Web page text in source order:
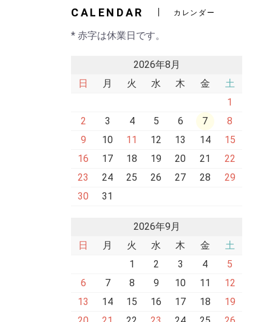
CALENDAR カレンダー
* 赤字は休業日です。
2026年8月
日
月 火 水 木 金
土
1
2
3 4 5 6 7
8
9
10 11 12 13 14
15
16
17 18 19 20 21
22
23
24 25 26 27 28
29
30
31
2026年9月
日
月 火 水 木 金
土
1
2 3 4
5
6
7 8 9 10 11
12
13
14 15 16 17 18
19